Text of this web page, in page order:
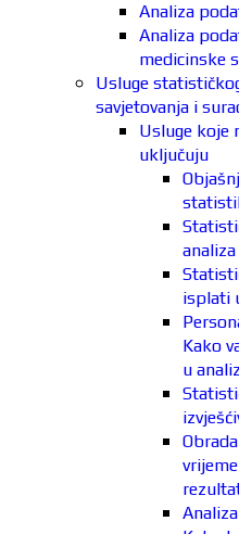
Analiza
Analiza
medicinske
Usluge
savjetovanja i
Usluge koje
uključuju
isplati
Kako
u